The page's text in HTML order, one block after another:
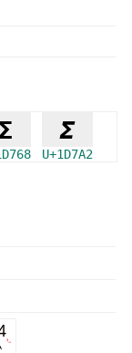
𝝨 𝞢
U+1D7A2